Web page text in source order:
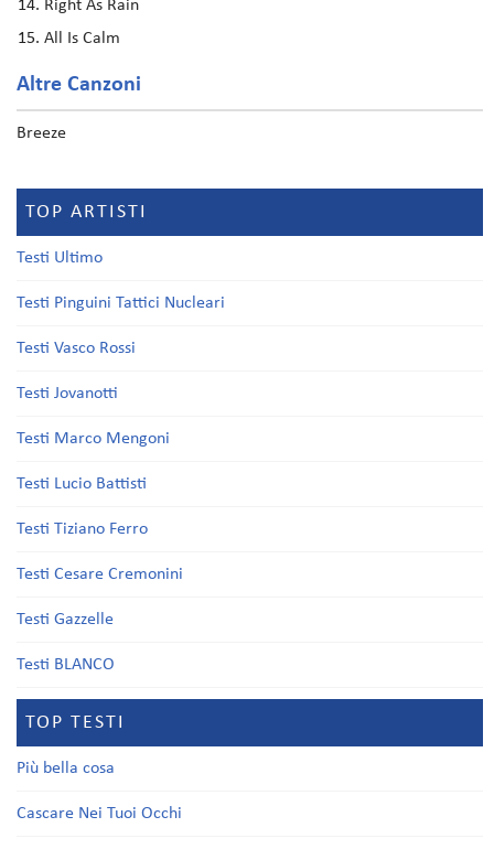
Right As Rain
All Is Calm
Altre Canzoni
Breeze
TOP ARTISTI
Testi Ultimo
Testi Pinguini Tattici Nucleari
Testi Vasco Rossi
Testi Jovanotti
Testi Marco Mengoni
Testi Lucio Battisti
Testi Tiziano Ferro
Testi Cesare Cremonini
Testi Gazzelle
Testi BLANCO
TOP TESTI
Più bella cosa
Cascare Nei Tuoi Occhi